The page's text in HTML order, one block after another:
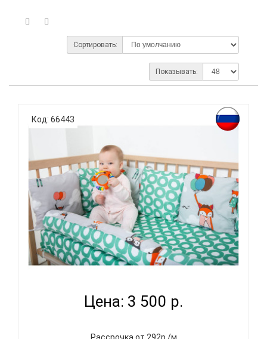
Сортировать:
Показывать:
Код: 66443
ВОМБАТИК CLASSIC COLLECTION ЛИСЯТА -
Цена: 3 500 р.
Рассрочка от 292р./м